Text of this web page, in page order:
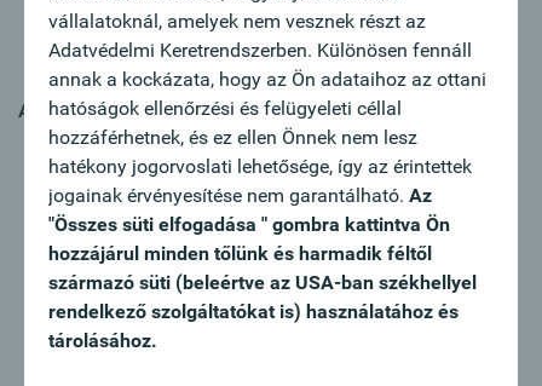
spezialisieren – oder den Weg in die Führung
einschlagen.
Az Ön profilja:
Abgeschlossene kaufmännische Ausbildung und
mehrjährige Berufserfahrung in der Bank- oder
Versicherungsbranche mit aktivem Kundenkontakt
Ausgeprägte Kunden-, Verkaufs- und
Lösungsorientierung
Kommunikationsstärke und Abschlussorientierung
Teamplayer:in mit Leidenschaft für den
Bankenbereich
vállalatoknál, amelyek nem vesznek részt az
Adatvédelmi Keretrendszerben. Különösen fennáll
annak a kockázata, hogy az Ön adataihoz az ottani
hatóságok ellenőrzési és felügyeleti céllal
hozzáférhetnek, és ez ellen Önnek nem lesz
hatékony jogorvoslati lehetősége, így az érintettek
jogainak érvényesítése nem garantálható. Az
"Összes süti elfogadása " gombra kattintva Ön
hozzájárul minden tőlünk és harmadik féltől
származó süti (beleértve az USA-ban székhellyel
rendelkező szolgáltatókat is) használatához és
tárolásához.